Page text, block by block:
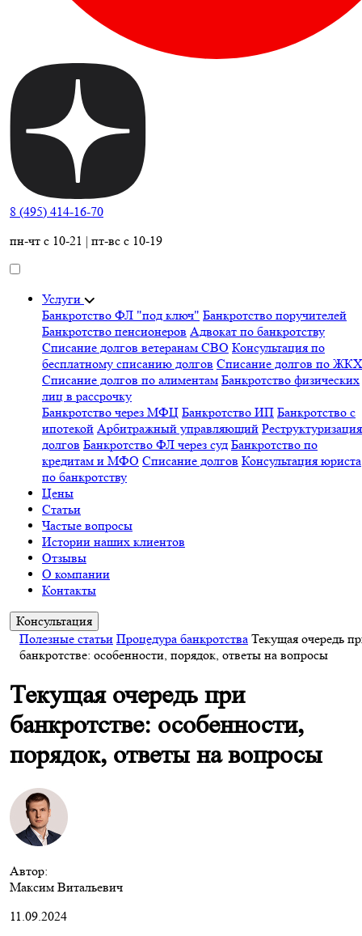
8 (495) 414-16-70
пн-чт с 10-21 | пт-вс с 10-19
Услуги
Банкротство ФЛ "под ключ" Банкротство поручителей
Банкротство пенсионеров Адвокат по банкротству
Списание долгов ветеранам СВО Консультация по
бесплатному списанию долгов Списание долгов по ЖКХ
Списание долгов по алиментам Банкротство физических
лиц в рассрочку
Банкротство через МФЦ Банкротство ИП Банкротство с
ипотекой Арбитражный управляющий Реструктуризация
долгов Банкротство ФЛ через суд Банкротство по
кредитам и МФО Списание долгов Консультация юриста
по банкротству
Цены
Статьи
Частые вопросы
Истории наших клиентов
Отзывы
О компании
Контакты
Консультация
Полезные статьи Процедура банкротства Текущая очередь
банкротстве: особенности, порядок, ответы на вопросы
Текущая очередь при
банкротстве: особенности,
порядок, ответы на вопросы
Автор:
Максим Витальевич
11.09.2024